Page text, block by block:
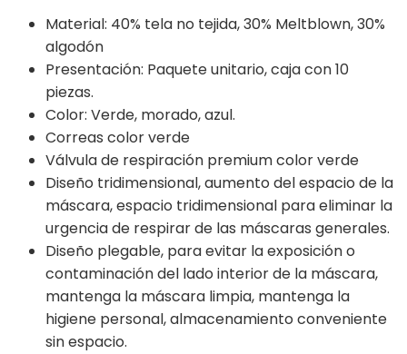
Material: 40% tela no tejida, 30% Meltblown, 30%
algodón
Presentación: Paquete unitario, caja con 10
piezas.
Color: Verde, morado, azul.
Correas color verde
Válvula de respiración premium color verde
Diseño tridimensional, aumento del espacio de la
máscara, espacio tridimensional para eliminar la
urgencia de respirar de las máscaras generales.
Diseño plegable, para evitar la exposición o
contaminación del lado interior de la máscara,
mantenga la máscara limpia, mantenga la
higiene personal, almacenamiento conveniente
sin espacio.